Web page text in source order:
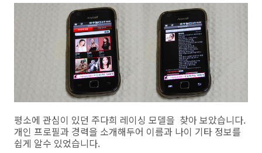
평소에 관심이 있던 주다희 레이싱 모델을 찾아 보았습니다.
개인 프로필과 경력을 소개해두어 이름과 나이 기타 정보를
쉽게 알수 있었습니다.